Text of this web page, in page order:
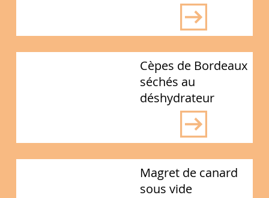
Cèpes de Bordeaux
séchés au
déshydrateur
Magret de canard
sous vide